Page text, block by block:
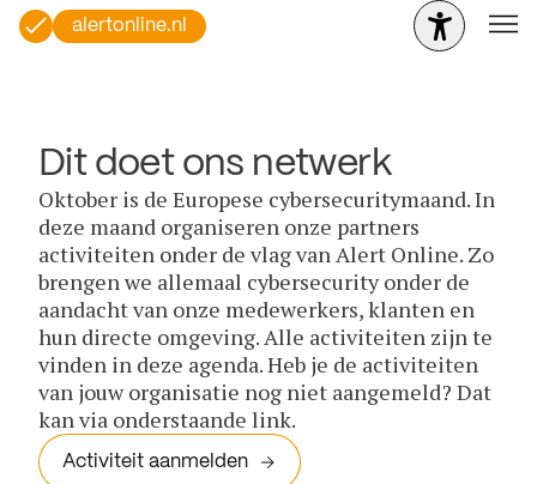
alertonline.nl
Dit doet ons netwerk
Oktober is de Europese cybersecuritymaand. In
deze maand organiseren onze partners
activiteiten onder de vlag van Alert Online. Zo
brengen we allemaal cybersecurity onder de
aandacht van onze medewerkers, klanten en
hun directe omgeving. Alle activiteiten zijn te
vinden in deze agenda. Heb je de activiteiten
van jouw organisatie nog niet aangemeld? Dat
kan via onderstaande link.
Activiteit aanmelden